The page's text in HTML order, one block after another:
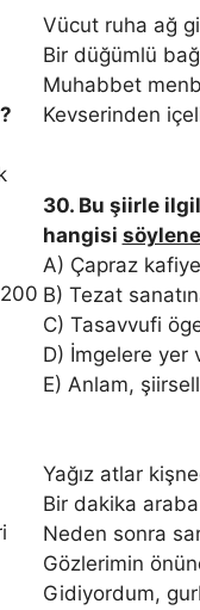
Vücut ruha ağ
Bir düğümlü
Muhabbet
Kevserinden
30. Bu şiirle
hangisi
A) Çapraz kafiye
B) Tezat
C) Tasavvufi
D) İmgelere yer
E) Anlam,
Yağız atlar
Bir dakika
Neden sonra
Gözlerimin
Gidiyordum,